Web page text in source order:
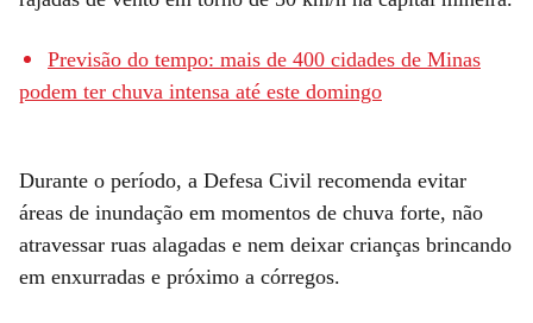
Previsão do tempo: mais de 400 cidades de Minas
podem ter chuva intensa até este domingo
Durante o período, a Defesa Civil recomenda evitar
áreas de inundação em momentos de chuva forte, não
atravessar ruas alagadas e nem deixar crianças brincando
em enxurradas e próximo a córregos.